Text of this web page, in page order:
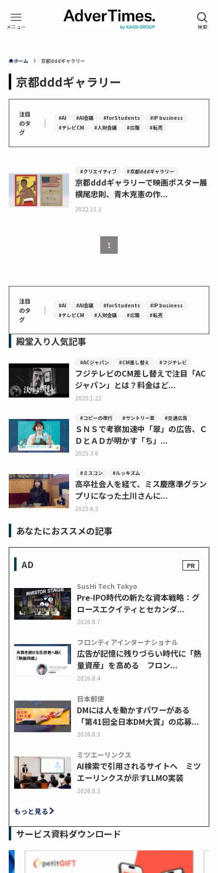
ホーム 京都dddギャラリー
京都dddギャラリー
注目
のタ
グ
｜ #AI #AI会議 #forStudents
#IP business
#テレビCM
#人財会議 #広報 #転売
#クリエイティブ #京都dddギャラリー
京都dddギャラリーで映画ポスター展
横尾忠則、青木克憲の作...
2022.11.1
1
注目
のタ
グ
｜ #AI #AI会議 #forStudents
#IP business
#テレビCM
#人財会議 #広報 #転売
殿堂入り人気記事
#ACジャパン #CM差し替え #フジテレビ
フジテレビのCM差し替えで注目「AC
ジャパン」とは？料金はど...
2025.1.22
#コピーの改行 #サントリー翠 #交通広告
ＳＮＳで考察加速中「翠」の広告、Ｃ
ＤとＡＤが明かす「ち」...
2025.3.6
#ミスコン #ルッキズム
高卒社会人を経て、ミス慶應準グラン
プリになった土川さんに...
2025.6.2
あなたにおススメの記事
AD
SusHi Tech Tokyo
Pre-IPO時代の新たな資本戦略：グ
ロースエクイティとセカンダ...
2026.8.7
フロンティアインターナショナル
広告が記憶に残りづらい時代に「熱
量資産」を高める フロン...
2026.8.4
日本郵便
DMには人を動かすパワーがある
「第41回全日本DM大賞」の応募...
2026.8.3
ミツエーリンクス
AI検索で引用されるサイトへ ミツ
エーリンクスが示すLLMO実装
2026.8.3
もっと見る
サービス資料ダウンロード